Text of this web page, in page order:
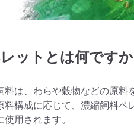
ットとは何ですか
料は、わらや穀物などの原料
料構成に応じて、濃縮飼料
用されます。